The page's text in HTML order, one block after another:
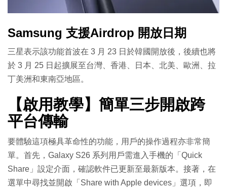
Samsung 支援Airdrop 開放日期
三星表示該功能首波在 3 月 23 日於韓國開放後，後續也將
於 3 月 25 日起擴展至台灣、香港、日本、北美、歐洲、拉
丁美洲和東南亞地區。
【啟用教學】簡單三步開啟跨
平台傳輸
要體驗這項極具革命性的功能，用戶的操作過程亦非常簡
單。首先，Galaxy S26 系列用戶需進入手機的「Quick
Share」設定介面，確認軟件已更新至最新版本。接著，在
選單中尋找並開啟「Share with Apple devices」選項，即